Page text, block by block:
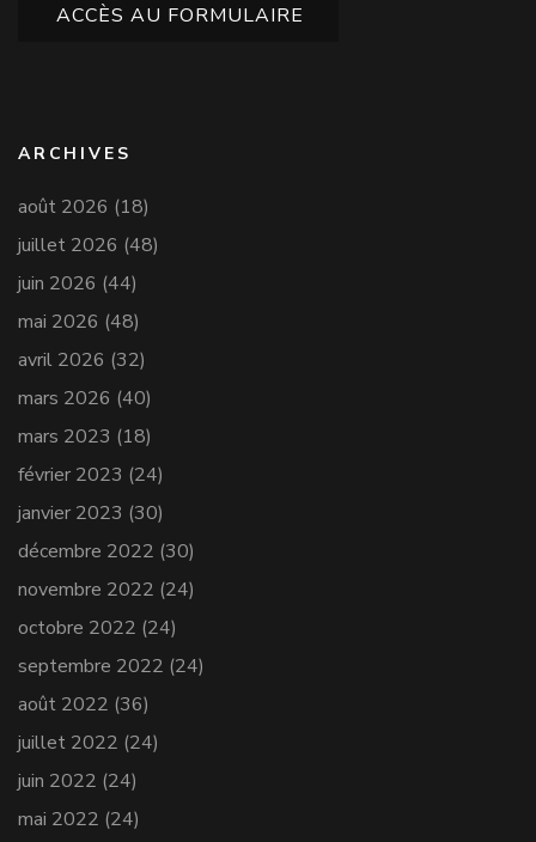
ACCÈS AU FORMULAIRE
ARCHIVES
août 2026 (18)
juillet 2026 (48)
juin 2026 (44)
mai 2026 (48)
avril 2026 (32)
mars 2026 (40)
mars 2023 (18)
février 2023 (24)
janvier 2023 (30)
décembre 2022 (30)
novembre 2022 (24)
octobre 2022 (24)
septembre 2022 (24)
août 2022 (36)
juillet 2022 (24)
juin 2022 (24)
mai 2022 (24)